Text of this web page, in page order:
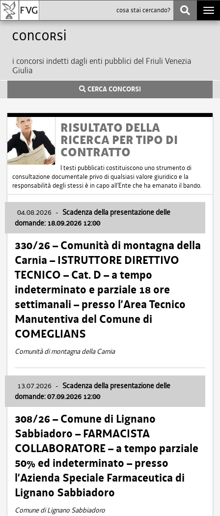
Concorsi
i concorsi indetti dagli enti pubblici del Friuli Venezia
Giulia
CERCA CONCORSI
RISULTATO DELLA
RICERCA PER TIPO DI
CONTRATTO
I testi pubblicati costituiscono uno strumento di
consultazione documentale privo di qualsiasi valore giuridico e la
responsabilità degli stessi è in capo all'Ente che ha emanato il bando.
04.08.2026 - Scadenza della presentazione delle
domande: 18.09.2026 12:00
330/26 – Comunità di montagna della
Carnia – ISTRUTTORE DIRETTIVO
TECNICO – Cat. D – a tempo
indeterminato e parziale 18 ore
settimanali – presso l’Area Tecnico
Manutentiva del Comune di
COMEGLIANS
Comunità di montagna della Carnia
13.07.2026 - Scadenza della presentazione delle
domande: 07.09.2026 12:00
308/26 – Comune di Lignano
Sabbiadoro – FARMACISTA
COLLABORATORE – a tempo parziale
50% ed indeterminato – presso
l’Azienda Speciale Farmaceutica di
Lignano Sabbiadoro
Comune di Lignano Sabbiadoro